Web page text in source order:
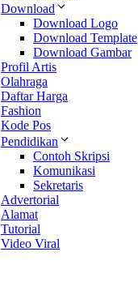
Download
Download Logo
Download Template
Download Gambar
Profil Artis
Olahraga
Daftar Harga
Fashion
Kode Pos
Pendidikan
Contoh Skripsi
Komunikasi
Sekretaris
Advertorial
Alamat
Tutorial
Video Viral